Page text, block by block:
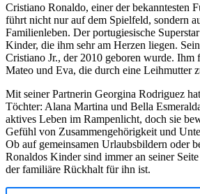
Cristiano Ronaldo, einer der bekanntesten
führt nicht nur auf dem Spielfeld, sondern
Familienleben. Der portugiesische
Kinder, die ihm sehr am Herzen liegen.
Cristiano Jr., der 2010 geboren wurde.
Mateo und Eva, die durch eine Leihmutter
Mit seiner Partnerin Georgina Rodriguez
Töchter: Alana Martina und Bella
aktives Leben im Rampenlicht, doch sie
Gefühl von Zusammengehörigkeit und
Ob auf gemeinsamen Urlaubsbildern oder
Ronaldos Kinder sind immer an seiner
der familiäre Rückhalt für ihn ist.